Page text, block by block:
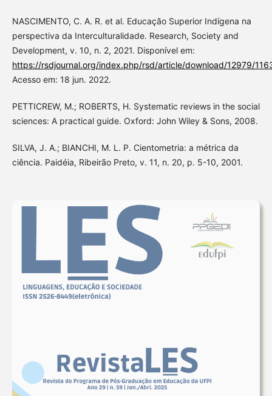
NASCIMENTO, C. A. R. et al. Educação Superior Indígena na
perspectiva da Interculturalidade. Research, Society and
Development, v. 10, n. 2, 2021. Disponível em:
https://rsdjournal.org/index.php/rsd/article/download/12979/
Acesso em: 18 jun. 2022.
PETTICREW, M.; ROBERTS, H. Systematic reviews in the social
sciences: A practical guide. Oxford: John Wiley & Sons, 2008.
SILVA, J. A.; BIANCHI, M. L. P. Cientometria: a métrica da
ciência. Paidéia, Ribeirão Preto, v. 11, n. 20, p. 5-10, 2001.